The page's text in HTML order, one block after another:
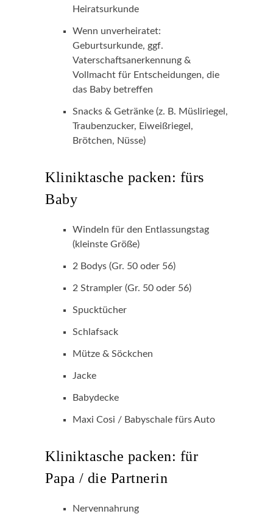
Heiratsurkunde
Wenn unverheiratet:
Geburtsurkunde, ggf.
Vaterschaftsanerkennung &
Vollmacht für Entscheidungen, die
das Baby betreffen
Snacks & Getränke (z. B. Müsliriegel,
Traubenzucker, Eiweißriegel,
Brötchen, Nüsse)
Kliniktasche packen: fürs
Baby
Windeln für den Entlassungstag
(kleinste Größe)
2 Bodys (Gr. 50 oder 56)
2 Strampler (Gr. 50 oder 56)
Spucktücher
Schlafsack
Mütze & Söckchen
Jacke
Babydecke
Maxi Cosi / Babyschale fürs Auto
Kliniktasche packen: für
Papa / die Partnerin
Nervennahrung